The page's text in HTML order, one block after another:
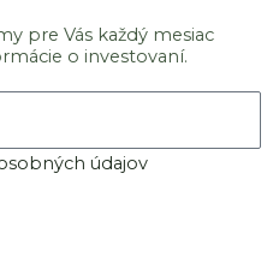
pre Vás každý mesiac
o investovaní.
údajov